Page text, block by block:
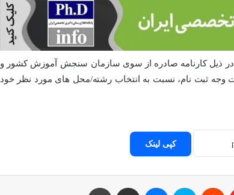
در ذیل کارنامه صادره از سوی سازمان سنجش آموزش کشور و
وجه ثبت نام، نسبت به انتخاب رشته/محل های مورد نظر خود
کپی لینک